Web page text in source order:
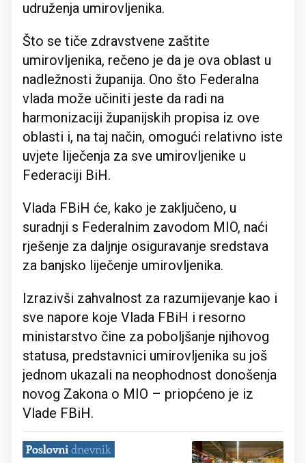
udruženja umirovljenika.
Što se tiče zdravstvene zaštite
umirovljenika, rečeno je da je ova oblast u
nadležnosti županija. Ono što Federalna
vlada može učiniti jeste da radi na
harmonizaciji županijskih propisa iz ove
oblasti i, na taj način, omogući relativno iste
uvjete liječenja za sve umirovljenike u
Federaciji BiH.
Vlada FBiH će, kako je zaključeno, u
suradnji s Federalnim zavodom MIO, naći
rješenje za daljnje osiguravanje sredstava
za banjsko liječenje umirovljenika.
Izrazivši zahvalnost za razumijevanje kao i
sve napore koje Vlada FBiH i resorno
ministarstvo čine za poboljšanje njihovog
statusa, predstavnici umirovljenika su još
jednom ukazali na neophodnost donošenja
novog Zakona o MIO – priopćeno je iz
Vlade FBiH.